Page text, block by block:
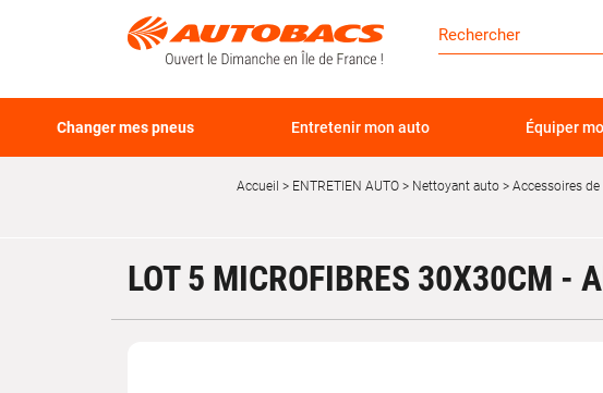
Changer mes pneus Entretenir mon auto Équiper
Accueil ENTRETIEN AUTO Nettoyant auto Accessoires
LOT 5 MICROFIBRES 30X30CM -